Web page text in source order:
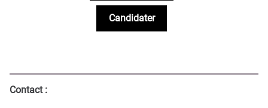
Candidater
Contact :